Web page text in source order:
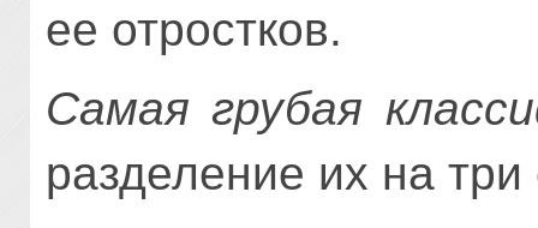
ее отростков.
Самая грубая
разделение их на